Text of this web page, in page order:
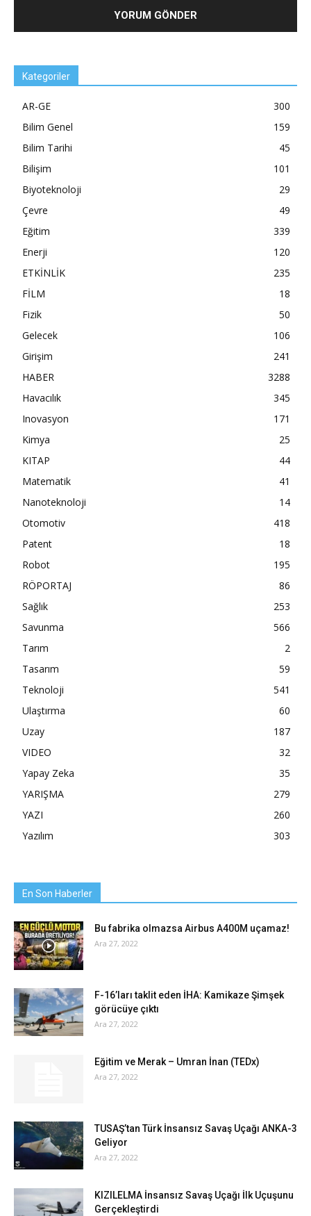
Kategoriler
AR-GE
300
Bilim Genel
159
Bilim Tarihi
45
Bilişim
101
Biyoteknoloji
29
Çevre
49
Eğitim
339
Enerji
120
ETKİNLİK
235
FİLM
18
Fizik
50
Gelecek
106
Girişim
241
HABER
3288
Havacılık
345
Inovasyon
171
Kimya
25
KITAP
44
Matematik
41
Nanoteknoloji
14
Otomotiv
418
Patent
18
Robot
195
RÖPORTAJ
86
Sağlık
253
Savunma
566
Tarım
2
Tasarım
59
Teknoloji
541
Ulaştırma
60
Uzay
187
VIDEO
32
Yapay Zeka
35
YARIŞMA
279
YAZI
260
Yazılım
303
En Son Haberler
Bu fabrika olmazsa Airbus A400M uçamaz!
Ara 27, 2022
F-16’ları taklit eden İHA: Kamikaze Şimşek
görücüye çıktı
Ara 27, 2022
Eğitim ve Merak – Umran İnan (TEDx)
Ara 27, 2022
TUSAŞ’tan Türk İnsansız Savaş Uçağı ANKA-3
Geliyor
Ara 27, 2022
KIZILELMA İnsansız Savaş Uçağı İlk Uçuşunu
Gerçekleştirdi